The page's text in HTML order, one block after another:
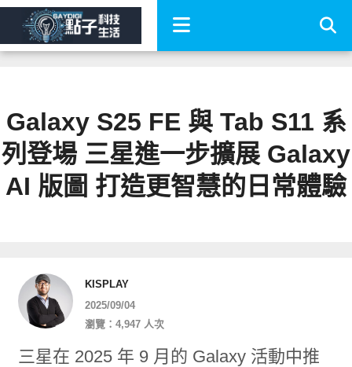
Galaxy S25 FE 與 Tab S11 系
列登場 三星進一步擴展 Galaxy
AI 版圖 打造更智慧的日常體驗
KISPLAY
2025/09/04
瀏覽：4,947 人次
三星在 2025 年 9 月的 Galaxy 活動中推